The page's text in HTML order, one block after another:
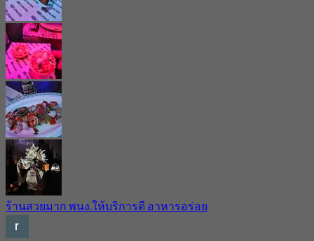
ร้านสวยมาก พนง.ให้บริการดี อาหารอร่อย